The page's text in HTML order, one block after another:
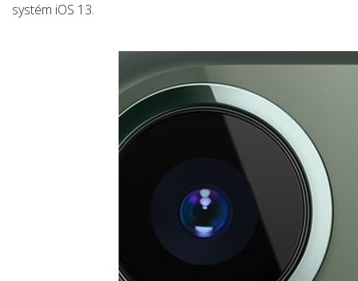
systém iOS 13.